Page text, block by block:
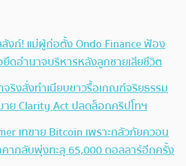
งก์! แม่ผู้ก่อตั้ง Ondo Finance ฟ้อง
ยึดอำนาจบริหารหลังลูกชายเสียชีวิต
จริง สั่งทำเนียบขาวรื้อเกณฑ์จริยธรรม
ย Clarity Act ปลดล็อกคริปโทฯ
เทขาย Bitcoin เพราะกลัวภัยควอน
ากลับพุ่งทะลุ 65,000 ดอลลาร์อีกครั้ง